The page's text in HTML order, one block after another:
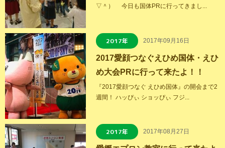
▽＾）ゞ 今日も国体PRに行ってきまし...
2017年 2017年09月16日
2017愛顔つなぐえひめ国体・えひ
め大会PRに行って来たよ！！
『2017愛顔つなぐ えひめ国体』の開会まで2
週間！ ハッぴぃ ショッぴぃ フジ...
2017年 2017年08月27日